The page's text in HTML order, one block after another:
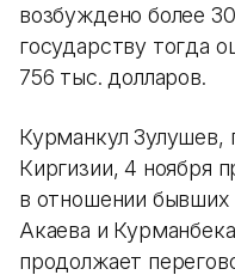
возбуждено более
государству тогда
756 тыс. долларов.
Курманкул Зулушев,
Киргизии, 4 ноября
в отношении
Акаева и
продолжает